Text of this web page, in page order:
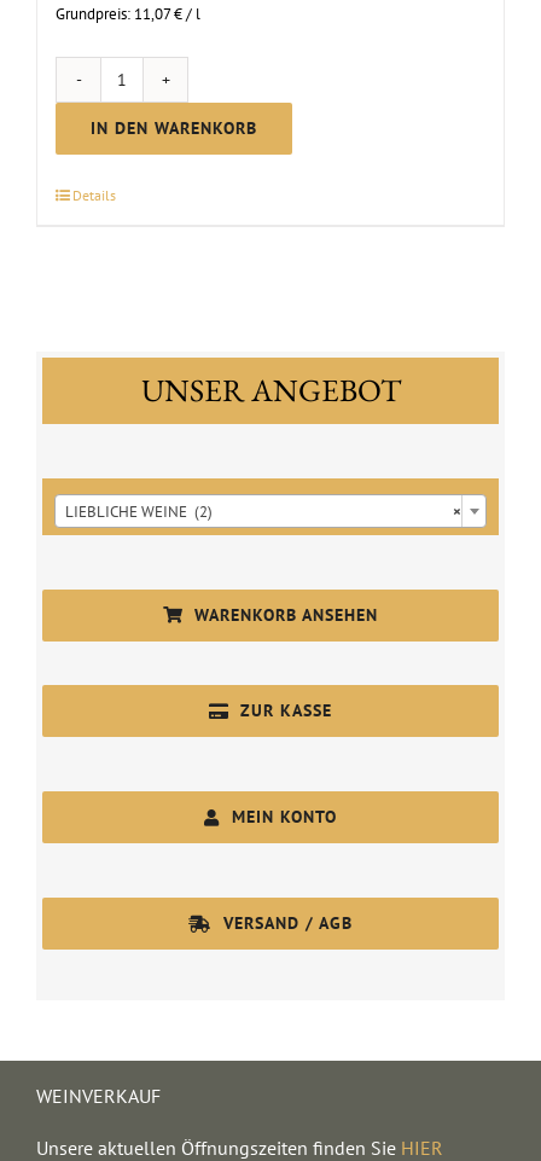
Grundpreis: 11,07€/ l
Scheurebe
lieblich
|
IN DEN WARENKORB
Details
UNSER ANGEBOT
×
LIEBLICHE WEINE (2)
WARENKORB ANSEHEN
ZUR KASSE
MEIN KONTO
VERSAND / AGB
WEINVERKAUF
Unsere aktuellen Öffnungszeiten finden Sie HIER